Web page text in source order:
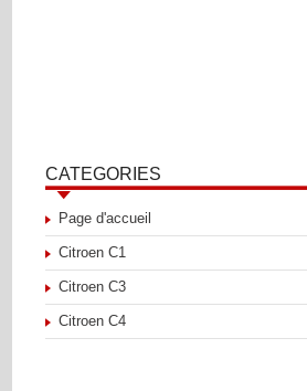
CATEGORIES
Page d'accueil
Citroen C1
Citroen C3
Citroen C4